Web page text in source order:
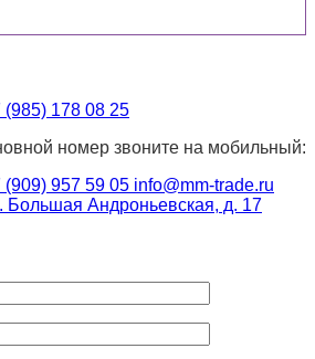
(985) 178 08 25
номер звоните на мобильный:
(909) 957 59 05 info@mm-trade.ru
Большая Андроньевская, д. 17